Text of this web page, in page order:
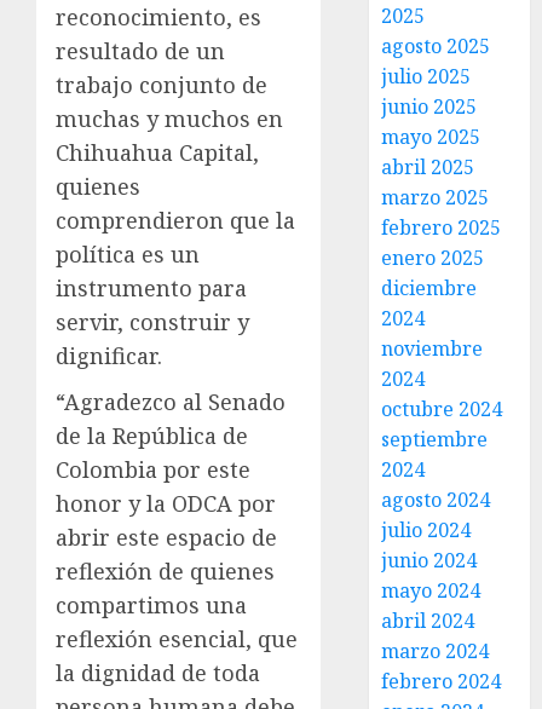
reconocimiento, es
resultado de un
trabajo conjunto de
muchas y muchos en
Chihuahua Capital,
quienes
comprendieron que la
política es un
instrumento para
servir, construir y
dignificar.
“Agradezco al Senado
de la República de
Colombia por este
honor y la ODCA por
abrir este espacio de
reflexión de quienes
compartimos una
reflexión esencial, que
la dignidad de toda
2025
agosto 2025
julio 2025
junio 2025
mayo 2025
abril 2025
marzo 2025
febrero 2025
enero 2025
diciembre
2024
noviembre
2024
octubre 2024
septiembre
2024
agosto 2024
julio 2024
junio 2024
mayo 2024
abril 2024
marzo 2024
febrero 2024